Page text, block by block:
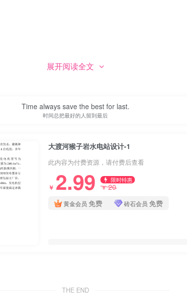
展开阅读全文
Time always save the best for last.
时间总把最好的人留到最后
大渡河猴子岩水电站设计-1
此内容为付费资源，请付费后查看
￥ 2.99 限时特惠
￥20
黄金会员 免费 砖石会员 免费
THE END